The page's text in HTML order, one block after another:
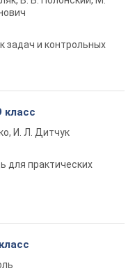
задач и контрольных
класс
И. Л. Дитчук
для практических